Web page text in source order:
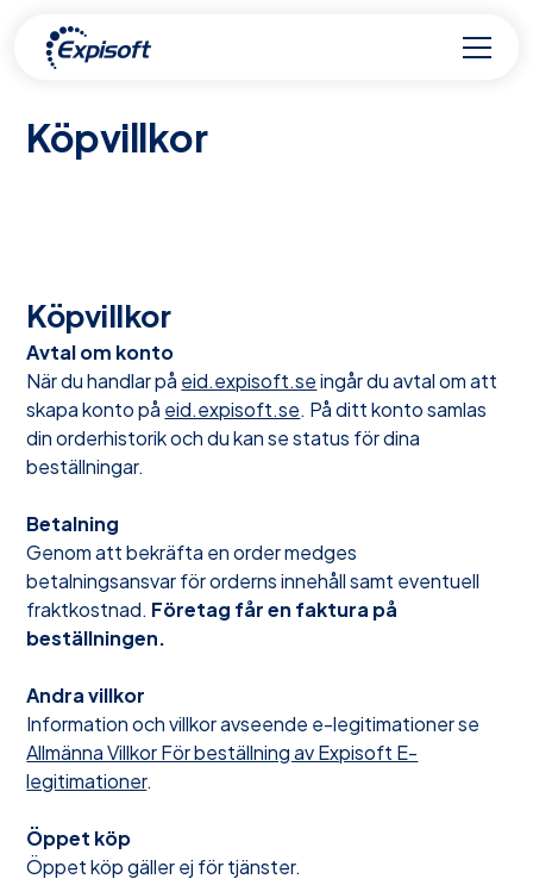
Köpvillkor
Köpvillkor
Avtal om konto
När du handlar på eid.expisoft.seingår du avtal om att
skapa konto på eid.expisoft.se. På ditt konto samlas
din orderhistorik och du kan se status för dina
beställningar.
Betalning
Genom att bekräfta en order medges
betalningsansvar för orderns innehåll samt eventuell
fraktkostnad. Företag får en faktura på
beställningen.
Andra villkor
Information och villkor avseende e-legitimationer se
Allmänna Villkor För beställning av Expisoft E-
legitimationer.
Öppet köp
Öppet köp gäller ej för tjänster.